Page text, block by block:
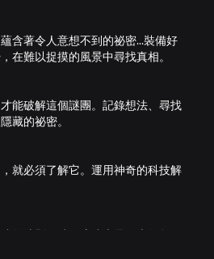
含著令人意想不到的祕密...裝備好
在難以捉摸的風景中尋找真相。
能破解這個謎團。記錄想法、尋找
藏的祕密。
就必須了解它。運用神奇的科技解
物法則，時間流速也是個未知數，
畢竟，追隨前人的腳步或許才是回